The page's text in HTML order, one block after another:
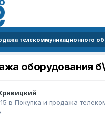
оборудования
в Покупка и продажа